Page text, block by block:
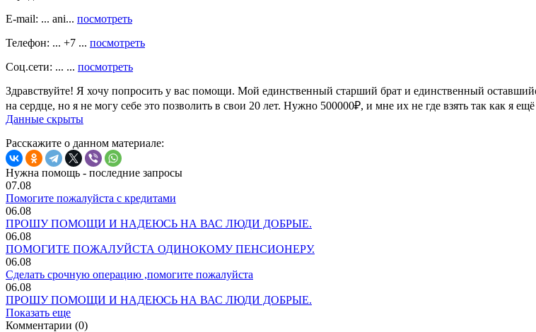
E-mail: ... ani... посмотреть
Телефон: ... +7 ... посмотреть
Соц.сети: ... ... посмотреть
Здравствуйте! Я хочу попросить у вас помощи. Мой единственный старший брат и единственный
на сердце, но я не могу себе это позволить в свои 20 лет. Нужно 500000₽, и мне их не где взять так как я
Данные скрыты
Расскажите о данном материале:
Нужна помощь - последние запросы
07.08
Помогите пожалуйста с кредитами
06.08
ПРОШУ ПОМОЩИ И НАДЕЮСЬ НА ВАС ЛЮДИ ДОБРЫЕ.
06.08
ПОМОГИТЕ ПОЖАЛУЙСТА ОДИНОКОМУ ПЕНСИОНЕРУ.
06.08
Сделать срочную операцию ,помогите пожалуйста
06.08
ПРОШУ ПОМОЩИ И НАДЕЮСЬ НА ВАС ЛЮДИ ДОБРЫЕ.
Показать еще
Комментарии (0)